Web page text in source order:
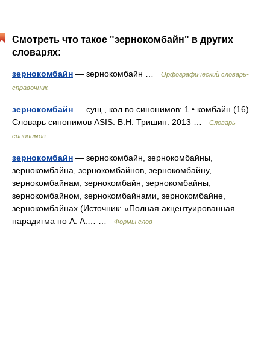
Смотреть что такое "зернокомбайн" в других
словарях:
зернокомбайн — зернокомбайн …
Орфографический словарь-
справочник
зернокомбайн — сущ., кол во синонимов: 1 • комбайн (16)
Словарь синонимов ASIS. В.Н. Тришин. 2013 …
Словарь
синонимов
зернокомбайн — зернокомбайн, зернокомбайны,
зернокомбайна, зернокомбайнов, зернокомбайну,
зернокомбайнам, зернокомбайн, зернокомбайны,
зернокомбайном, зернокомбайнами, зернокомбайне,
зернокомбайнах (Источник: «Полная акцентуированная
парадигма по А. А.… …
Формы слов